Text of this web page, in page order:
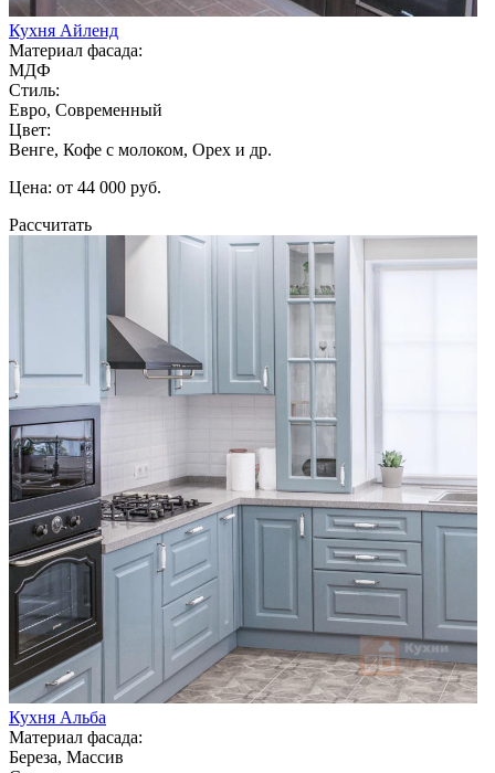
Кухня Айленд
Материал фасада:
МДФ
Стиль:
Евро, Современный
Цвет:
Венге, Кофе с молоком, Орех и др.
Цена: от 44 000 руб.
Рассчитать
Кухня Альба
Материал фасада:
Береза, Массив